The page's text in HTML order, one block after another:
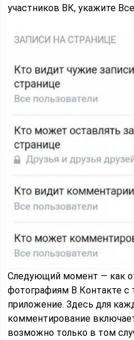
участников ВК, укажите
Следующий момент — как
фотографиям В Контакте с
приложение. Здесь для
комментирование
возможно только в том